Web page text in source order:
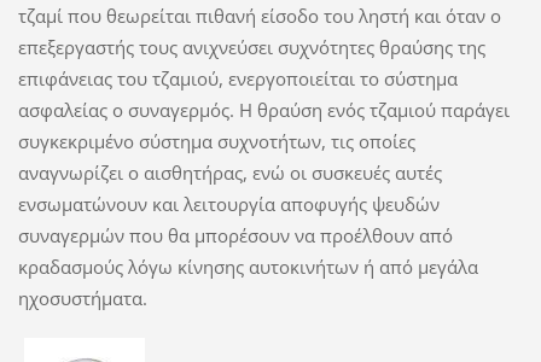
τζαμί που θεωρείται πιθανή είσοδο του ληστή και όταν ο
επεξεργαστής τους ανιχνεύσει συχνότητες θραύσης της
επιφάνειας του τζαμιού, ενεργοποιείται το σύστημα
ασφαλείας ο συναγερμός. Η θραύση ενός τζαμιού παράγει
συγκεκριμένο σύστημα συχνοτήτων, τις οποίες
αναγνωρίζει ο αισθητήρας, ενώ οι συσκευές αυτές
ενσωματώνουν και λειτουργία αποφυγής ψευδών
συναγερμών που θα μπορέσουν να προέλθουν από
κραδασμούς λόγω κίνησης αυτοκινήτων ή από μεγάλα
ηχοσυστήματα.